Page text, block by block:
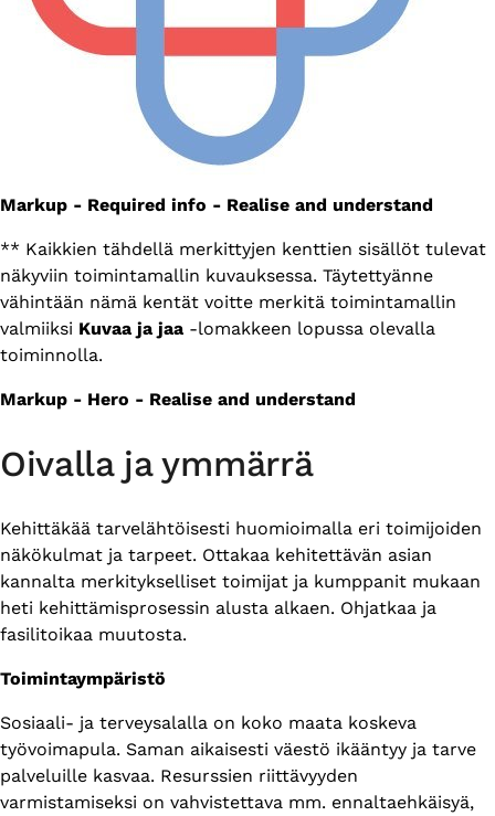
Markup - Required info - Realise and understand
** Kaikkien tähdellä merkittyjen kenttien sisällöt tulevat
näkyviin toimintamallin kuvauksessa. Täytettyänne
vähintään nämä kentät voitte merkitä toimintamallin
valmiiksi Kuvaa ja jaa -lomakkeen lopussa olevalla
toiminnolla.
Markup - Hero - Realise and understand
Oivalla ja ymmärrä
Kehittäkää tarvelähtöisesti huomioimalla eri toimijoiden
näkökulmat ja tarpeet. Ottakaa kehitettävän asian
kannalta merkitykselliset toimijat ja kumppanit mukaan
heti kehittämisprosessin alusta alkaen. Ohjatkaa ja
fasilitoikaa muutosta.
Toimintaympäristö
Sosiaali- ja terveysalalla on koko maata koskeva
työvoimapula. Saman aikaisesti väestö ikääntyy ja tarve
palveluille kasvaa. Resurssien riittävyyden
varmistamiseksi on vahvistettava mm. ennaltaehkäisyä,